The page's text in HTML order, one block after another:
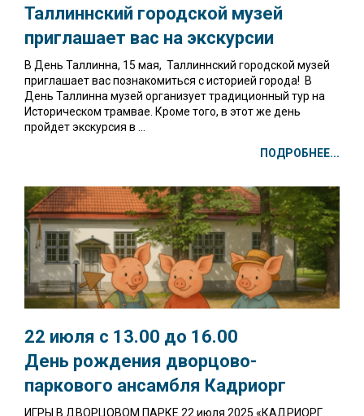
Таллиннский городской музей
приглашает вас на экскурсии
В День Таллинна, 15 мая, Таллиннский городской музей
приглашает вас познакомиться с историей города! В
День Таллинна музей организует традиционный тур на
Историческом трамвае. Кроме того, в этот же день
пройдет экскурсия в ...
ПОДРОБНЕЕ...
22 июля с 13.00 до 16.00
День рождения дворцово-
паркового ансамбля Кадриорг
ИГРЫ В ДВОРЦОВОМ ПАРКЕ 22 июля 2025 «КАДРИОРГ